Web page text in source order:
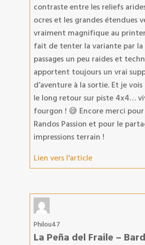
contraste entre les reliefs
ocres et les grandes étendues
vraiment magnifique au
fait de tenter la variante par la
passages un peu raides et
apportent toujours un vrai
d’aventure à la sortie. Et je
le long retour sur piste 4x4…
fourgon ! 😅 Encore merci
Randos Passion et pour le
impressions terrain !
Lien vers l'article
Philou47
La Peña del Fraile –